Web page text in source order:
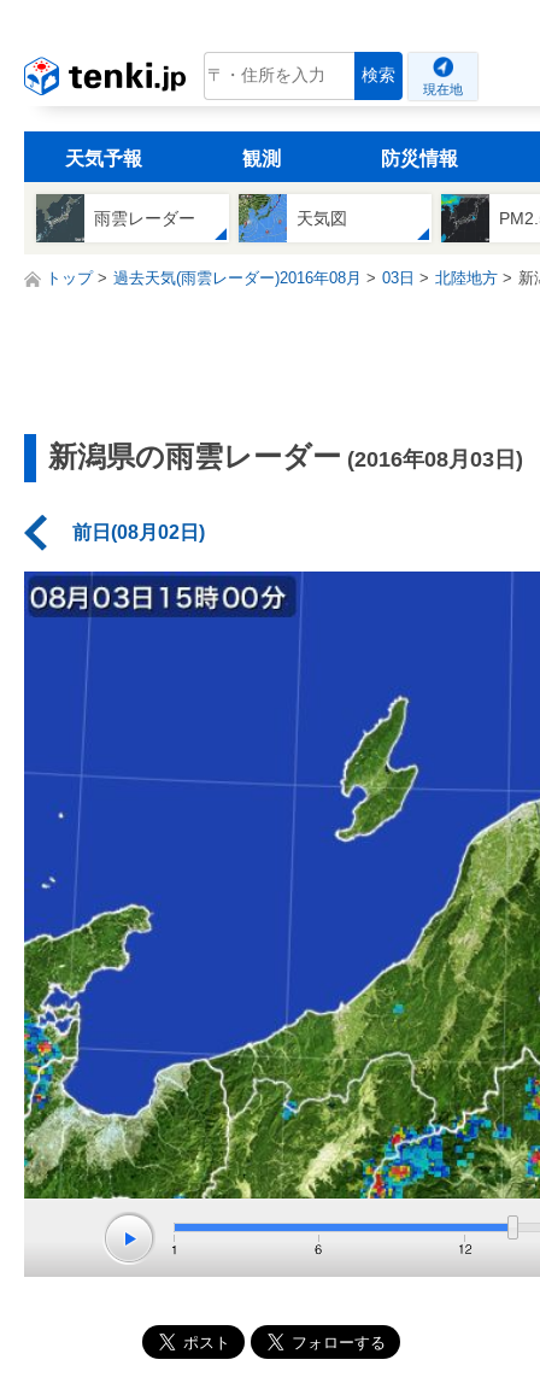
tenki.jp 検索
現在地
天気予報 観測 防災情報
雨雲レーダー 天気図
トップ 過去天気(雨雲レーダー)2016年08月 03日 北陸地方 新
新潟県の雨雲レーダー (2016年08月03日)
前日(08月02日)